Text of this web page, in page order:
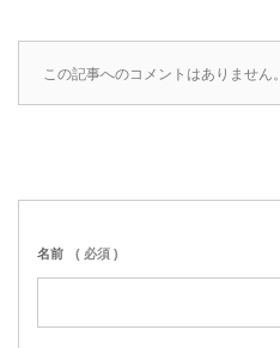
この記事へのコメントはありません。
名前 ( 必須 )